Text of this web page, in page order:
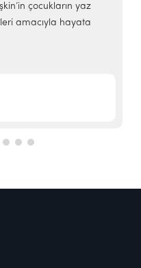
çocukların yaz
amacıyla hayata